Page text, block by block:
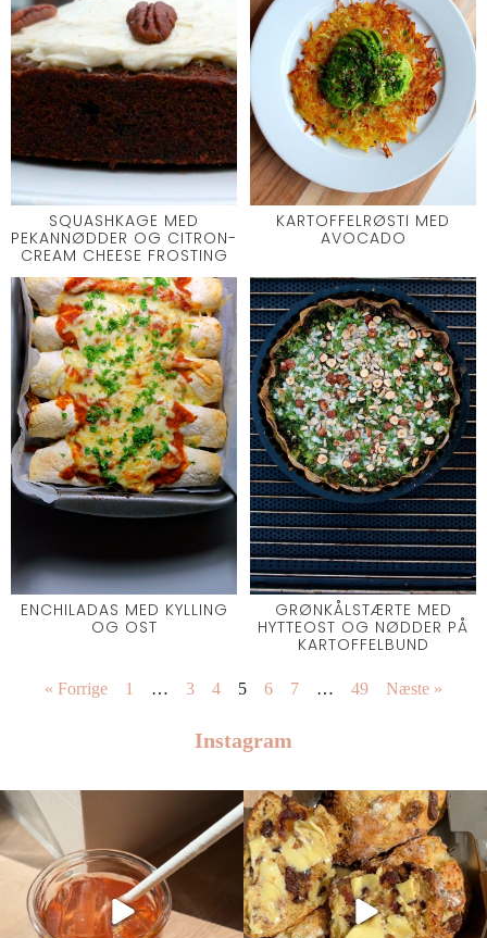
SQUASHKAGE MED
PEKANNØDDER OG CITRON-
CREAM CHEESE FROSTING
KARTOFFELRØSTI MED
AVOCADO
ENCHILADAS MED KYLLING
OG OST
GRØNKÅLSTÆRTE MED
HYTTEOST OG NØDDER PÅ
KARTOFFELBUND
« Forrige 1 … 3 4 5 6 7 … 49 Næste »
Instagram